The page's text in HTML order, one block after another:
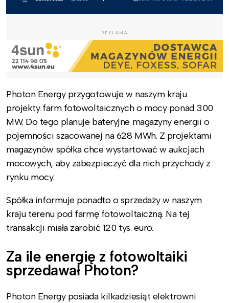
REKLAMA
Photon Energy przygotowuje w naszym kraju
projekty farm fotowoltaicznych o mocy ponad 300
MW. Do tego planuje bateryjne magazyny energii o
pojemności szacowanej na 628 MWh. Z projektami
magazynów spółka chce wystartować w aukcjach
mocowych, aby zabezpieczyć dla nich przychody z
rynku mocy.
Spółka informuje ponadto o sprzedaży w naszym
kraju terenu pod farmę fotowoltaiczną. Na tej
transakcji miała zarobić 120 tys. euro.
Za ile energię z fotowoltaiki
sprzedawał Photon?
Photon Energy posiada kilkadziesiąt elektrowni